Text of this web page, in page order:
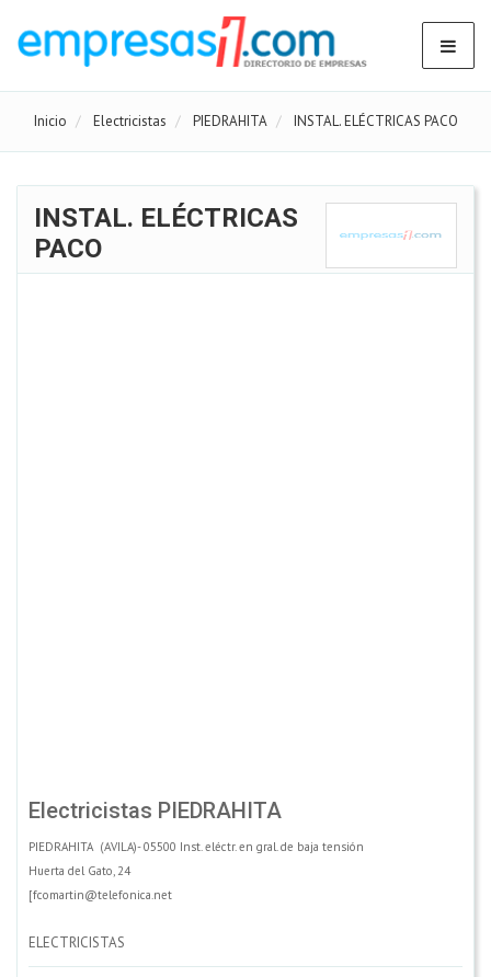
Inicio Electricistas PIEDRAHITA INSTAL. ELÉCTRICAS PACO
INSTAL. ELÉCTRICAS
PACO
Electricistas PIEDRAHITA
PIEDRAHITA (AVILA)- 05500 Inst. eléctr. en gral. de baja tensión
Huerta del Gato, 24
[fcomartin@telefonica.net
ELECTRICISTAS